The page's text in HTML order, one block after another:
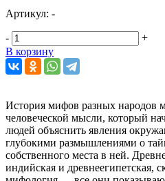
Артикул: -
-
+
В корзину
История мифов разных народов
человеческой мысли, который
людей объяснить явления
глубокими размышлениями о
собственного места в ней.
индийская и древнеегипетская,